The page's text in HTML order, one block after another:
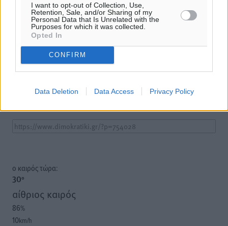
I want to opt-out of Collection, Use,
Retention, Sale, and/or Sharing of my
Personal Data that Is Unrelated with the
Purposes for which it was collected.
Opted In
CONFIRM
Data Deletion Data Access Privacy Policy
Υπενθύμιση:
Για την μερική αναπαραγωγή της είδησης από άλλες
παρεχόμενου συνδέσμου παραπομπής προς το άρθρο
o καιρός τώρα:
30°
αίθριος καιρός
86%
10km/h